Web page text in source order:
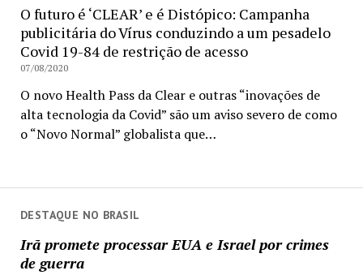
DESTAQUE NO BRASIL
Irã promete processar EUA e Israel por crimes
de guerra
O futuro é ‘CLEAR’ e é Distópico: Campanha
publicitária do Vírus conduzindo a um pesadelo
Covid 19-84 de restrição de acesso
07/08/2020
O novo Health Pass da Clear e outras “inovações de
alta tecnologia da Covid” são um aviso severo de como
o “Novo Normal” globalista que…